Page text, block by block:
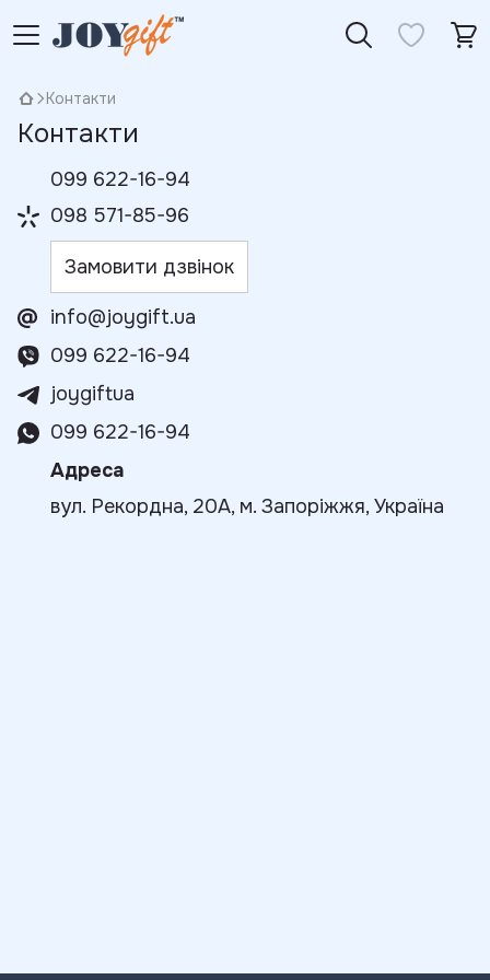
Контакти
Контакти
099 622-16-94
098 571-85-96
Замовити дзвінок
info@joygift.ua
099 622-16-94
joygiftua
099 622-16-94
Адреса
вул. Рекордна, 20А, м. Запоріжжя, Україна